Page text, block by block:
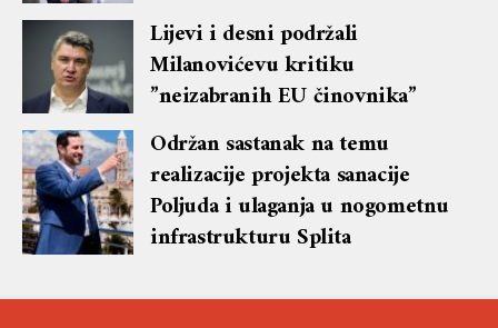
Lijevi i desni podržali
Milanovićevu kritiku
”neizabranih EU činovnika”
Održan sastanak na temu
realizacije projekta sanacije
Poljuda i ulaganja u nogometnu
infrastrukturu Splita